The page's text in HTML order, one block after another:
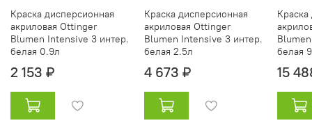
Краска дисперсионная
акриловая Ottinger
Blumen Intensive 3 интер.
белая 0.9л
2 153 ₽
Краска дисперсионная
акриловая Ottinger
Blumen Intensive 3 интер.
белая 2.5л
4 673 ₽
белая
15